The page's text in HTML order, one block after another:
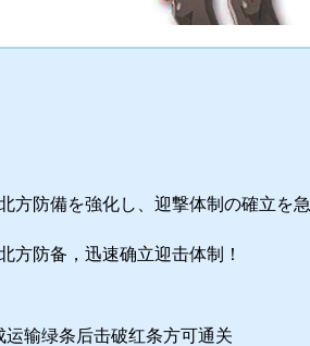
方防備を強化し、迎撃体制の確立を急
方防备，迅速确立迎击体制！
输绿条后击破红条方可通关